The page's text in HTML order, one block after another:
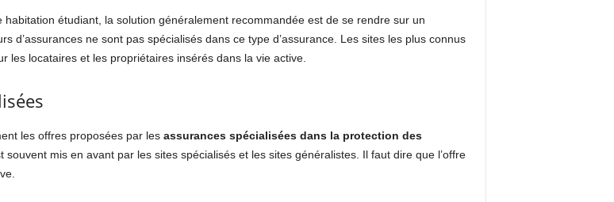
étudiant, la solution généralement recommandée est de se rendre sur un
d’assurances ne sont pas spécialisés dans ce type d’assurance. Les sites les plus connus
les locataires et les propriétaires insérés dans la vie active.
les offres proposées par les assurances spécialisées dans la protection des
souvent mis en avant par les sites spécialisés et les sites généralistes. Il faut dire que l’offre